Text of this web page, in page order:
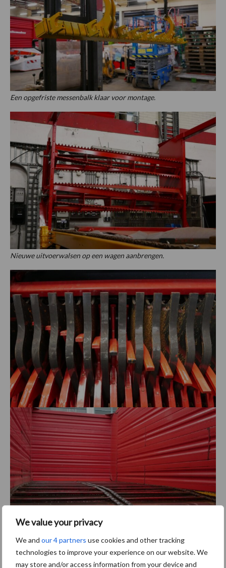
We value your privacy
We and our 4 partners use cookies and other tracking
technologies to improve your experience on our website. We
may store and/or access information from your device and
Een opgefriste messenbalk klaar voor montage.
Nieuwe uitvoerwalsen op een wagen aanbrengen.
Stervormige rotor met twee centimeter brede gebogen
rotortanden met afstrijkers. In combinatie met een oplopende